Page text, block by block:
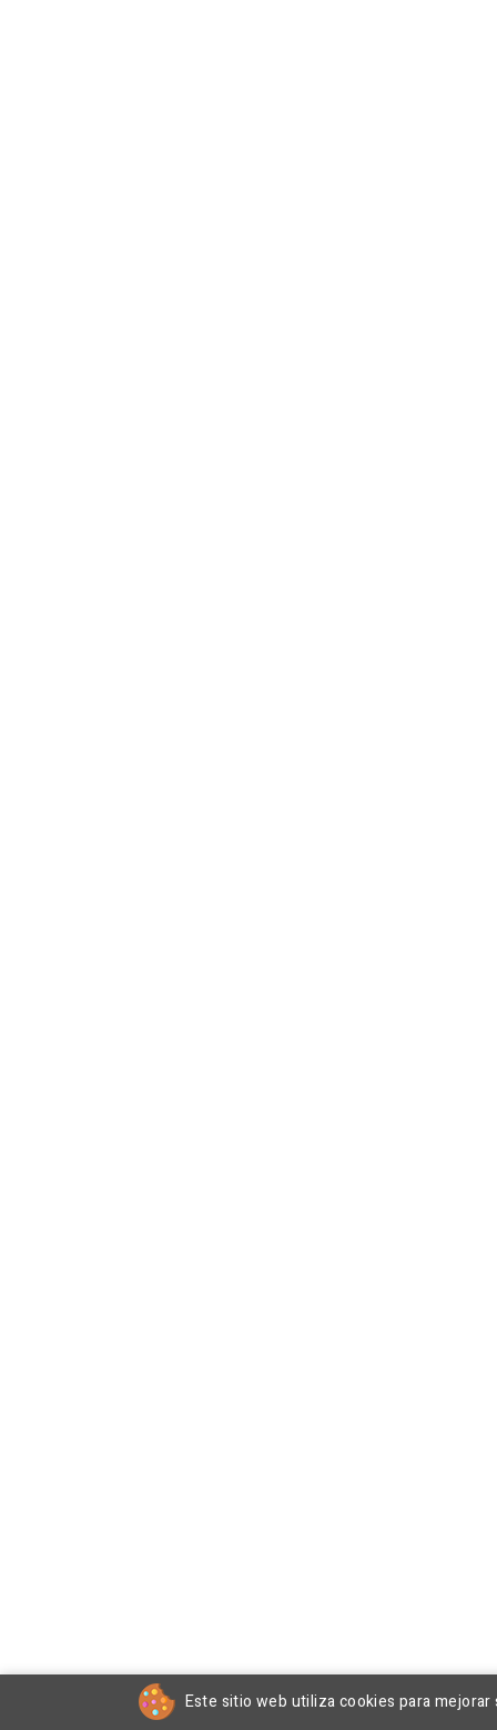
Este sitio web utiliza cookies para